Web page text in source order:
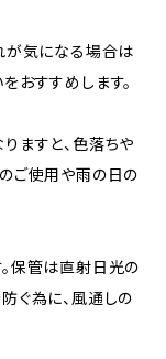
が気になる場合は
おすすめします。
ますと、色落ちや
ご使用や雨の日の
保管は直射日光の
ぐ為に、風通しの